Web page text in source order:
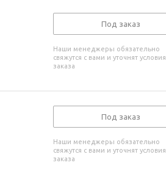
Под заказ
Наши менеджеры обязательно
свяжутся с вами и уточнят условия
заказа
Под заказ
Наши менеджеры обязательно
свяжутся с вами и уточнят условия
заказа